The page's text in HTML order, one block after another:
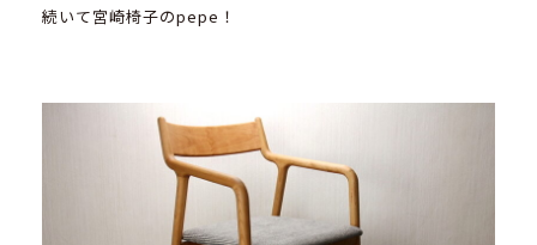
続いて宮崎椅子のpepe！